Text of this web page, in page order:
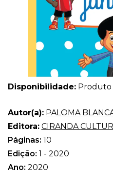
Disponibilidade: Produto
Autor(a): PALOMA
Editora: CIRANDA
Páginas: 10
Edição: 1 - 2020
Ano: 2020